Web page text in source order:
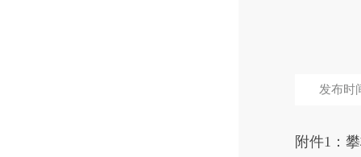
发布时
附件1：